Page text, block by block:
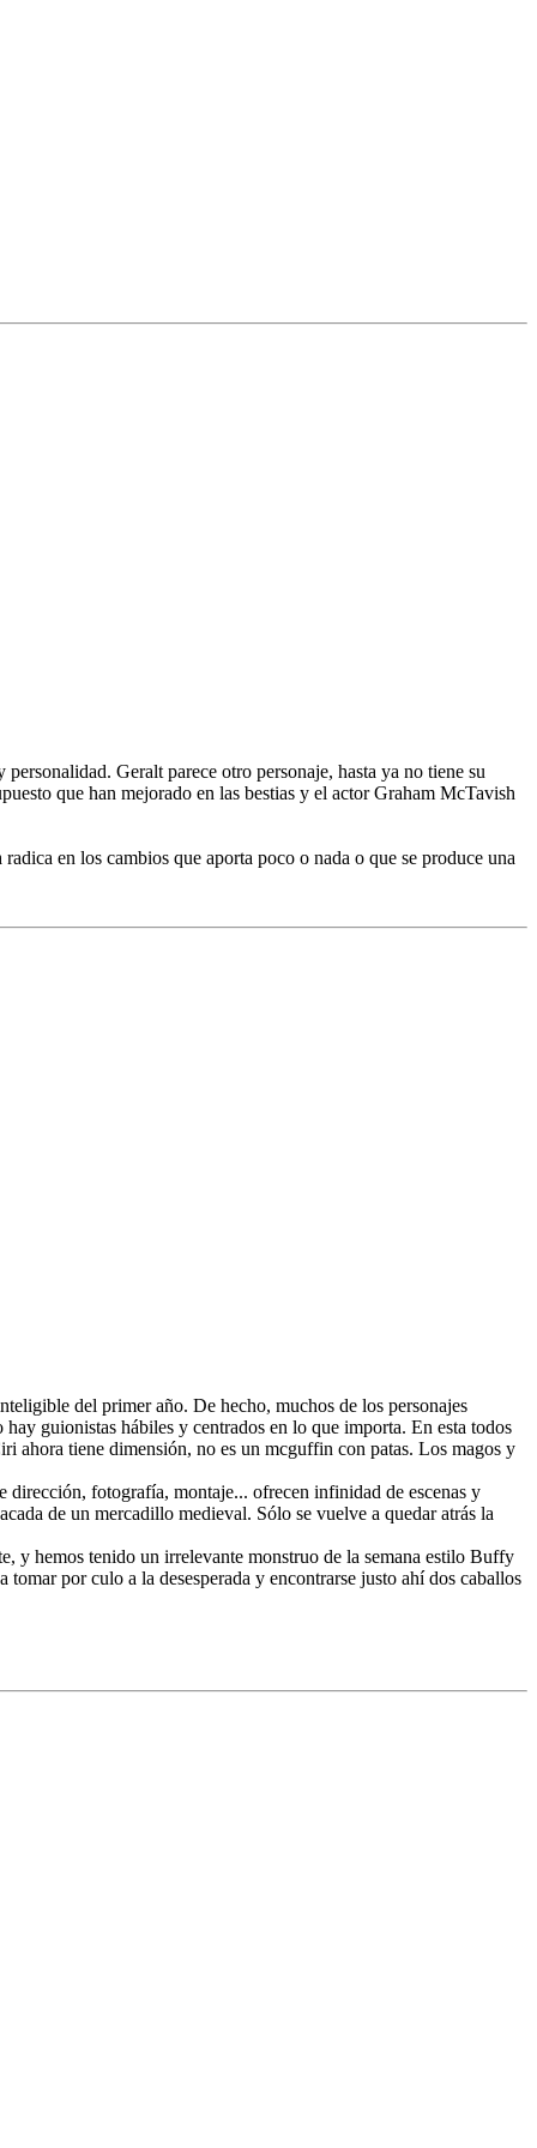
Geralt parece otro personaje, hasta ya no tiene su
que han mejorado en las bestias y el actor Graham McTavish
en los cambios que aporta poco o nada o que se produce una
del primer año. De hecho, muchos de los personajes
guionistas hábiles y centrados en lo que importa. En esta todos
ahora tiene dimensión, no es un mcguffin con patas. Los magos y
dirección, fotografía, montaje... ofrecen infinidad de escenas y
de un mercadillo medieval. Sólo se vuelve a quedar atrás la
y hemos tenido un irrelevante monstruo de la semana estilo Buffy
por culo a la desesperada y encontrarse justo ahí dos caballos